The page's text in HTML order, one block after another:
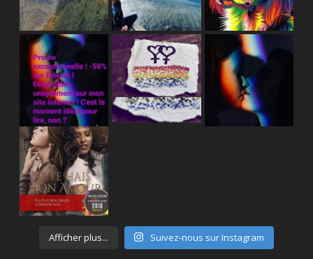
Afficher plus... Suivez-nous sur Instagram